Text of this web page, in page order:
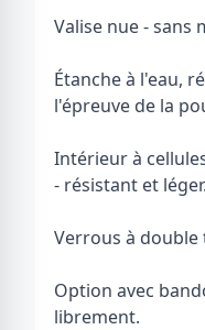
Valise nue - sans
Étanche à l'eau,
l'épreuve de la
Intérieur à
- résistant et léger.
Verrous à
Option avec
librement.